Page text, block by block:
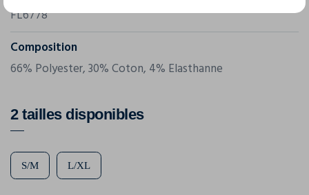
FL6778
Composition
66% Polyester, 30% Coton, 4% Elasthanne
2 tailles disponibles
S/M L/XL